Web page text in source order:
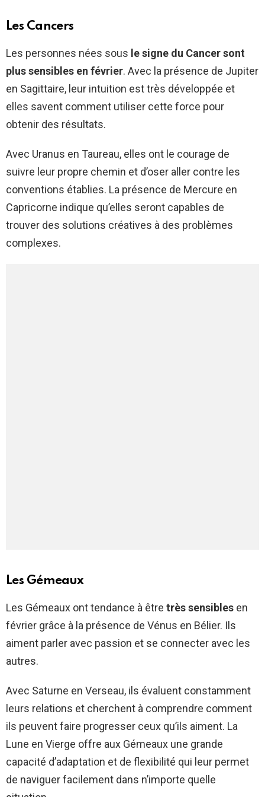
Les Cancers
Les personnes nées sous le signe du Cancer sont
plus sensibles en février. Avec la présence de Jupiter
en Sagittaire, leur intuition est très développée et
elles savent comment utiliser cette force pour
obtenir des résultats.
Avec Uranus en Taureau, elles ont le courage de
suivre leur propre chemin et d’oser aller contre les
conventions établies. La présence de Mercure en
Capricorne indique qu’elles seront capables de
trouver des solutions créatives à des problèmes
complexes.
Les Gémeaux
Les Gémeaux ont tendance à être très sensibles en
février grâce à la présence de Vénus en Bélier. Ils
aiment parler avec passion et se connecter avec les
autres.
Avec Saturne en Verseau, ils évaluent constamment
leurs relations et cherchent à comprendre comment
ils peuvent faire progresser ceux qu’ils aiment. La
Lune en Vierge offre aux Gémeaux une grande
capacité d’adaptation et de flexibilité qui leur permet
de naviguer facilement dans n’importe quelle